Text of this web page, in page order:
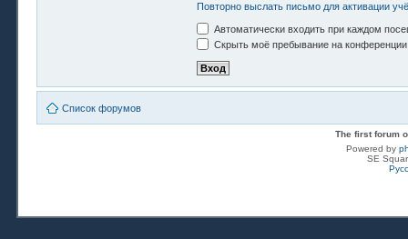
Повторно выслать письмо для активации
Автоматически входить при каждом
Скрыть моё пребывание на конференции
Список форумов
The first forum
Powered by
SE